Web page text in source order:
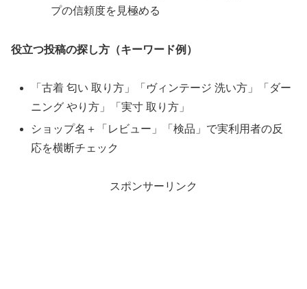
プの信頼度を見極める
役立つ投稿の探し方（キーワード例）
「古着 匂い 取り方」「ヴィンテージ 洗い方」「ダー
ニング やり方」「実寸 取り方」
ショップ名＋「レビュー」「検品」で実利用者の反
応を横断チェック
スポンサーリンク